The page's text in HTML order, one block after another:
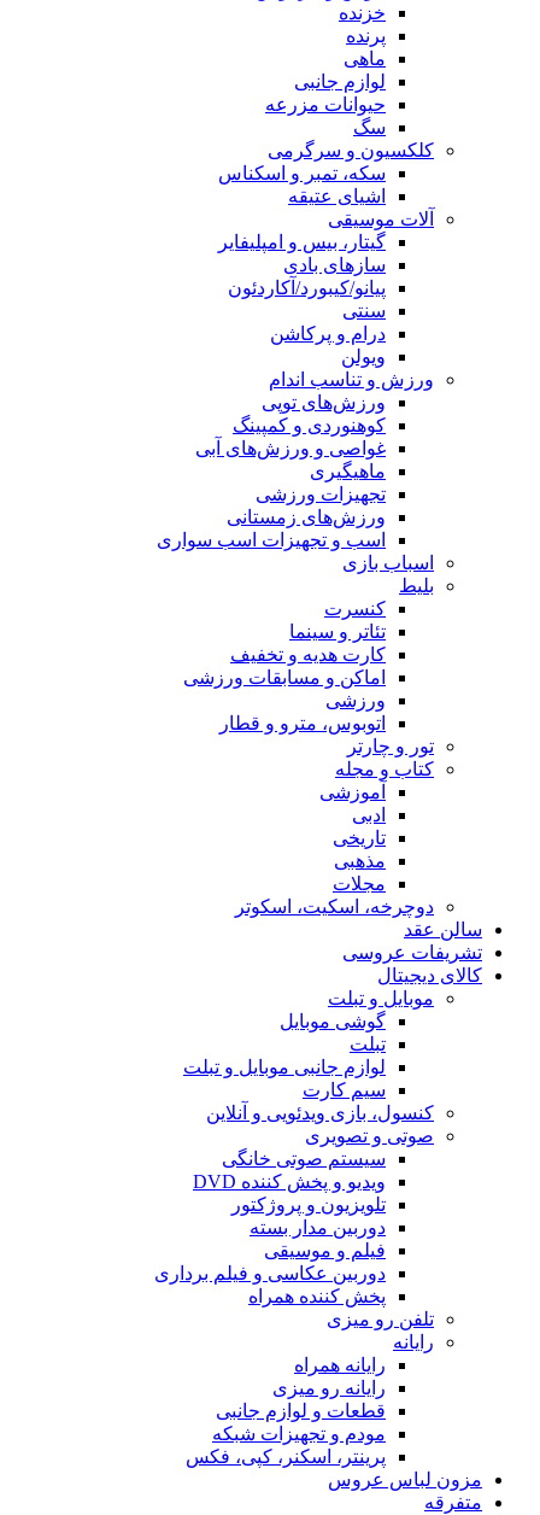
خزنده
پرنده
ماهی
لوازم جانبی
حیوانات مزرعه
سگ
کلکسیون و سرگرمی
سکه، تمبر و اسکناس
اشیای عتیقه
آلات موسیقی
گیتار، بیس و امپلیفایر
سازهای بادی
پیانو/کیبورد/آکاردئون
سنتی
درام و پرکاشن
ویولن
ورزش و تناسب اندام
ورزش‌های توپی
کوهنوردی و کمپینگ
غواصی و ورزش‌های آبی
ماهیگیری
تجهیزات ورزشی
ورزش‌های زمستانی
اسب و تجهیزات اسب سواری
اسباب‌ بازی
بلیط
کنسرت
تئاتر و سینما
کارت هدیه و تخفیف
اماکن و مسابقات ورزشی
ورزشی
اتوبوس، مترو و قطار
تور و چارتر
کتاب و مجله
آموزشی
ادبی
تاریخی
مذهبی
مجلات
دوچرخه، اسکیت، اسکوتر
سالن عقد
تشریفات عروسی
کالای دیجیتال
موبایل و تبلت
گوشی موبایل
تبلت
لوازم جانبی موبایل و تبلت
سیم کارت
کنسول، بازی‌ ویدئویی و آنلاین
صوتی و تصویری
سیستم صوتی خانگی
ویدیو و پخش کننده DVD
تلویزیون و پروژکتور
دوربین مدار بسته
فیلم و موسیقی
دوربین عکاسی و فیلم برداری
پخش کننده همراه
تلفن رو میزی
رایانه
رایانه همراه
رایانه رو میزی
قطعات و لوازم جانبی
مودم و تجهیزات شبکه
پرینتر، اسکنر، کپی، فکس
مزون لباس عروس
متفرقه